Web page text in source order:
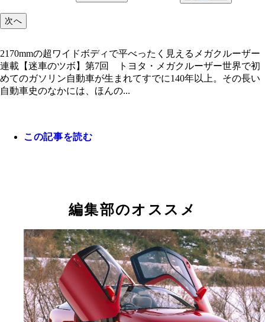
感」
メガクルーザーのセンターコンソールにはカセッ
レオを装備
こちらはJAFで使われたメガクルーザー
次へ
2170mmの超ワイドボディで平べったく見えるメガクルーザー
連載【迷車のツボ】第7回 トヨタ・メガクルーザー世界で初
めてのガソリン自動車が生まれてすでに140年以上。その長い
自動車史のなかには、ほんの...
この記事を読む
編集部のオススメ